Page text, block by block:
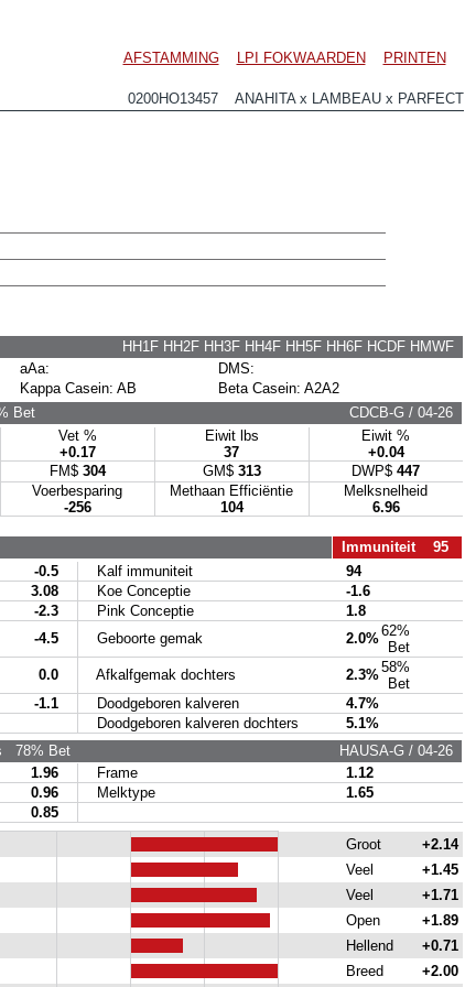
AFSTAMMING LPI FOKWAARDEN PRINTEN
0200HO13457 ANAHITA x LAMBEAU x PARFECT
HH1F HH2F HH3F HH4F HH5F HH6F HCDF HMWF
aAa:
DMS:
Kappa Casein: AB
Beta Casein: A2A2
Bet
CDCB-G / 04-26
Vet %
+0.17
Eiwit lbs
37
Eiwit %
+0.04
FM$ 304 GM$ 313 DWP$ 447
Voerbesparing
-256
Methaan Efficiëntie
104
Melksnelheid
6.96
Immuniteit 95
-0.5 Kalf immuniteit
94
3.08 Koe Conceptie
-1.6
-2.3 Pink Conceptie
1.8
-4.5 Geboorte gemak 2.0%62%
Bet
0.0 Afkalfgemak dochters 2.3%58%
Bet
-1.1 Doodgeboren kalveren
4.7%
Doodgeboren kalveren dochters
5.1%
78% Bet
HAUSA-G / 04-26
1.96 Frame
1.12
0.96 Melktype
1.65
0.85
Groot
+2.14
Veel
+1.45
Veel
+1.71
Open
+1.89
Hellend
+0.71
Breed +2.00